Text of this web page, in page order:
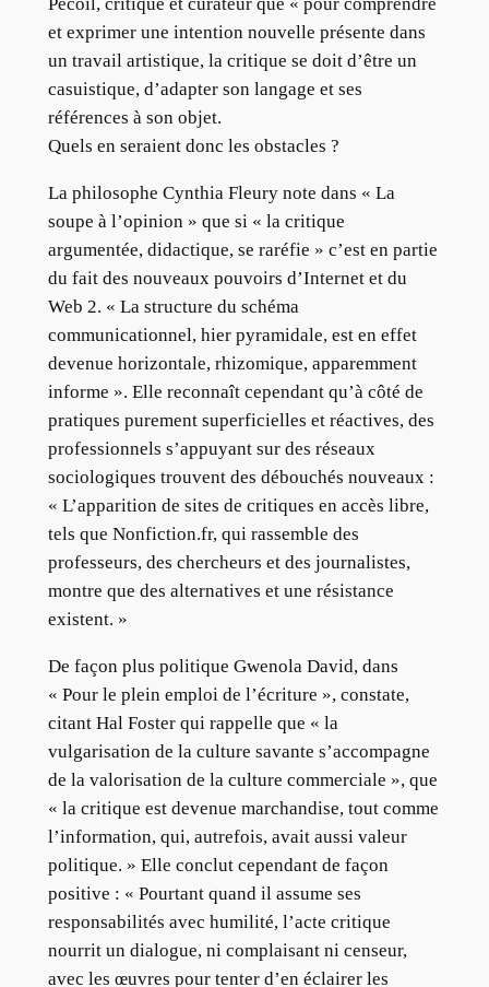
et exprimer une intention nouvelle présente dans
un travail artistique, la critique se doit d’être un
casuistique, d’adapter son langage et ses
références à son objet.
Quels en seraient donc les obstacles ?
La philosophe Cynthia Fleury note dans « La
soupe à l’opinion » que si « la critique
argumentée, didactique, se raréfie » c’est en partie
du fait des nouveaux pouvoirs d’Internet et du
Web 2. « La structure du schéma
communicationnel, hier pyramidale, est en effet
devenue horizontale, rhizomique, apparemment
informe ». Elle reconnaît cependant qu’à côté de
pratiques purement superficielles et réactives, des
professionnels s’appuyant sur des réseaux
sociologiques trouvent des débouchés nouveaux :
« L’apparition de sites de critiques en accès libre,
tels que Nonfiction.fr, qui rassemble des
professeurs, des chercheurs et des journalistes,
montre que des alternatives et une résistance
existent. »
De façon plus politique Gwenola David, dans
« Pour le plein emploi de l’écriture », constate,
citant Hal Foster qui rappelle que « la
vulgarisation de la culture savante s’accompagne
de la valorisation de la culture commerciale », que
« la critique est devenue marchandise, tout comme
l’information, qui, autrefois, avait aussi valeur
politique. » Elle conclut cependant de façon
positive : « Pourtant quand il assume ses
responsabilités avec humilité, l’acte critique
nourrit un dialogue, ni complaisant ni censeur,
avec les œuvres pour tenter d’en éclairer les